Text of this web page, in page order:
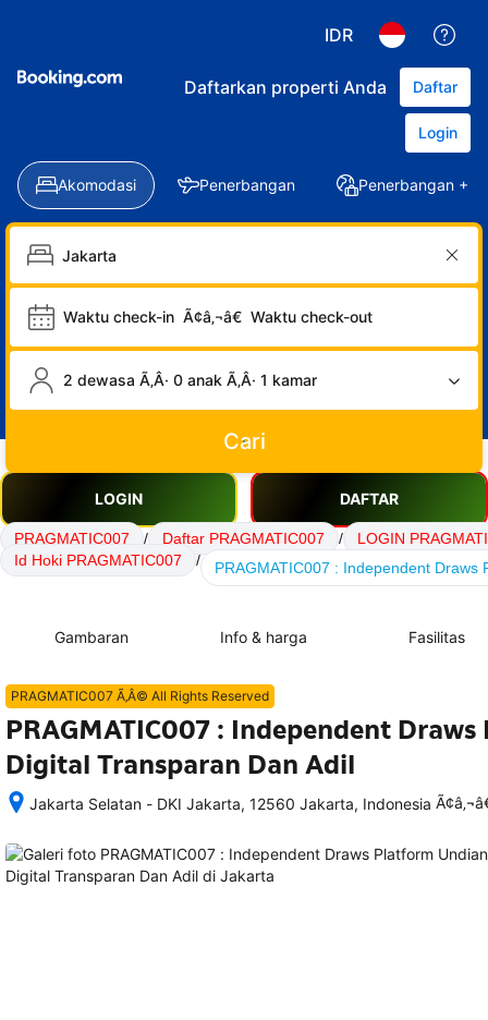
IDR
Daftarkan properti Anda Daftar
Login
Akomodasi Penerbangan Penerbangan +
Waktu check-in Ã¢â‚¬â€ Waktu check-out
2 dewasa Ã‚Â· 0 anak Ã‚Â· 1 kamar
Cari
LOGIN DAFTAR
PRAGMATIC007 / Daftar PRAGMATIC007 /
LOGIN
Id Hoki PRAGMATIC007
/ PRAGMATIC007 : Independent Draws
Gambaran Info & harga Fasilitas
PRAGMATIC007 Ã‚Â© All Rights Reserved
PRAGMATIC007 : Independent
Digital Transparan Dan Adil
Jakarta Selatan - DKI Jakarta, 12560 Jakarta, Indonesia
memesan,
semua